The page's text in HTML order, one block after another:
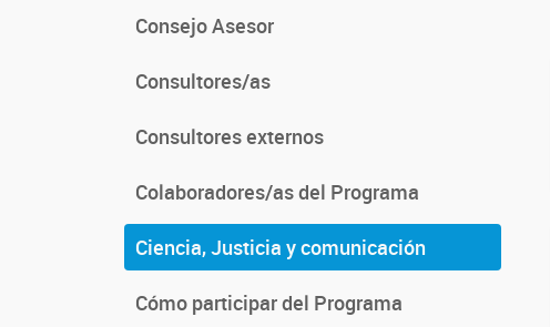
Consejo Asesor
Consultores/as
Consultores externos
Colaboradores/as del Programa
Ciencia, Justicia y comunicación
Cómo participar del Programa